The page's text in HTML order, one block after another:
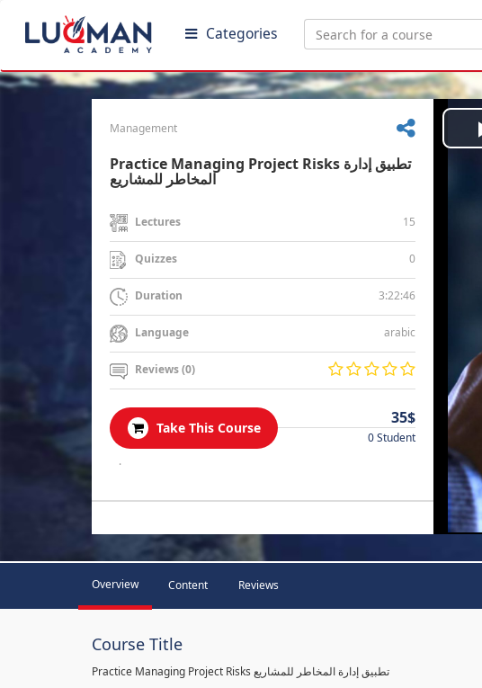
Categories
Management
Practice Managing Project Risks تطبيق إدارة
المخاطر للمشاريع
Lectures 15
Quizzes 0
Duration 3:22:46
Language arabic
Reviews (0)
Take This Course
35$
0 Student
.
Overview Content Reviews
Course Title
Practice Managing Project Risks تطبيق إدارة المخاطر للمشاريع